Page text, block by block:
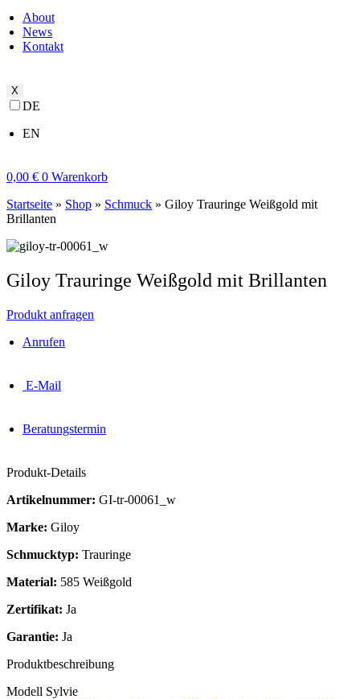
About
News
Kontakt
X
DE
EN
0,00 € 0 Warenkorb
Startseite » Shop » Schmuck » Giloy Trauringe Weißgold mit
Brillanten
Giloy Trauringe Weißgold mit Brillanten
Produkt anfragen
Anrufen
E-Mail
Beratungstermin
Produkt-Details
Artikelnummer: GI-tr-00061_w
Marke: Giloy
Schmucktyp: Trauringe
Material: 585 Weißgold
Zertifikat: Ja
Garantie: Ja
Produktbeschreibung
Modell Sylvie